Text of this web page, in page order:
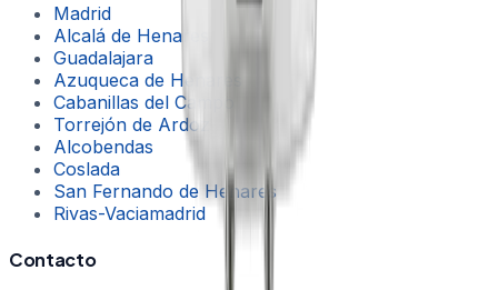
Madrid
Alcalá de Henares
Guadalajara
Azuqueca de Henares
Cabanillas del Campo
Torrejón de Ardoz
Alcobendas
Coslada
San Fernando de Henares
Rivas-Vaciamadrid
Contacto